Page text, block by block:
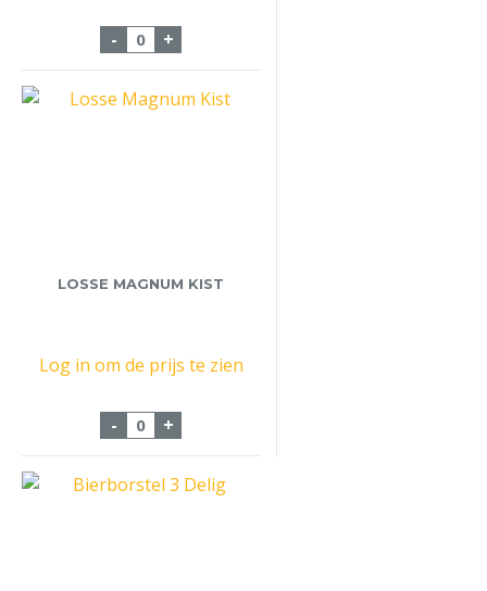
- Kelnermes aantal
+
LOSSE MAGNUM KIST
Log in om de prijs te zien
- Losse Magnum Kist aantal
+